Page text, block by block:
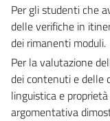
Per gli studenti che
delle verifiche in
dei rimanenti moduli.
Per la valutazione
dei contenuti e delle
linguistica e
argomentativa